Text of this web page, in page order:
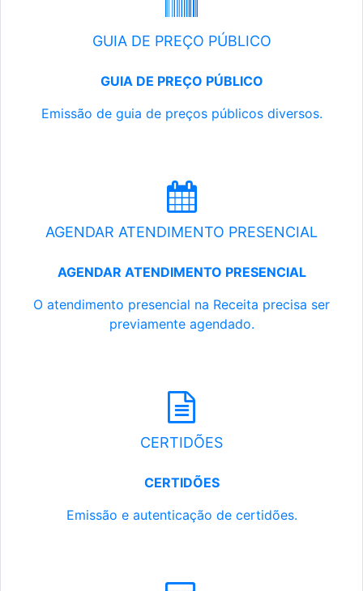
GUIA DE PREÇO PÚBLICO
GUIA DE PREÇO PÚBLICO
Emissão de guia de preços públicos diversos.
AGENDAR ATENDIMENTO PRESENCIAL
AGENDAR ATENDIMENTO PRESENCIAL
O atendimento presencial na Receita precisa ser
previamente agendado.
CERTIDÕES
CERTIDÕES
Emissão e autenticação de certidões.